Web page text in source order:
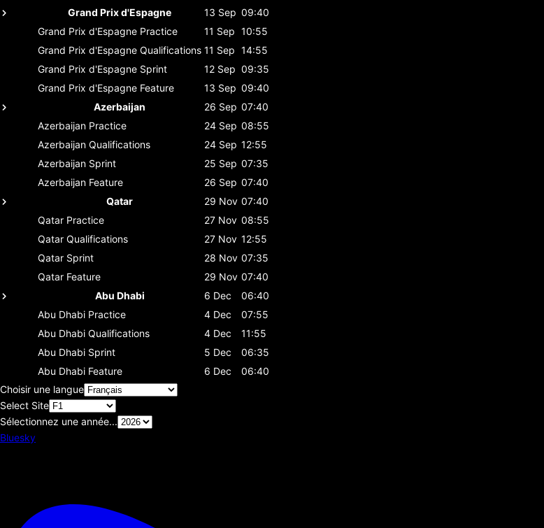
Grand Prix d'Espagne
13 Sep 09:40
Grand Prix d'Espagne Practice 11 Sep 10:55
Grand Prix d'Espagne Qualifications 11 Sep 14:55
Grand Prix d'Espagne Sprint 12 Sep 09:35
Grand Prix d'Espagne Feature 13 Sep 09:40
Azerbaijan
26 Sep 07:40
Azerbaijan Practice 24 Sep 08:55
Azerbaijan Qualifications 24 Sep 12:55
Azerbaijan Sprint 25 Sep 07:35
Azerbaijan Feature 26 Sep 07:40
Qatar
29 Nov 07:40
Qatar Practice 27 Nov 08:55
Qatar Qualifications 27 Nov 12:55
Qatar Sprint 28 Nov 07:35
Qatar Feature 29 Nov 07:40
Abu Dhabi
6 Dec
06:40
Abu Dhabi Practice 4 Dec
07:55
Abu Dhabi Qualifications 4 Dec
11:55
Abu Dhabi Sprint 5 Dec
06:35
Abu Dhabi Feature 6 Dec
06:40
Choisir une langue
Select Site
Sélectionnez une année...
Bluesky